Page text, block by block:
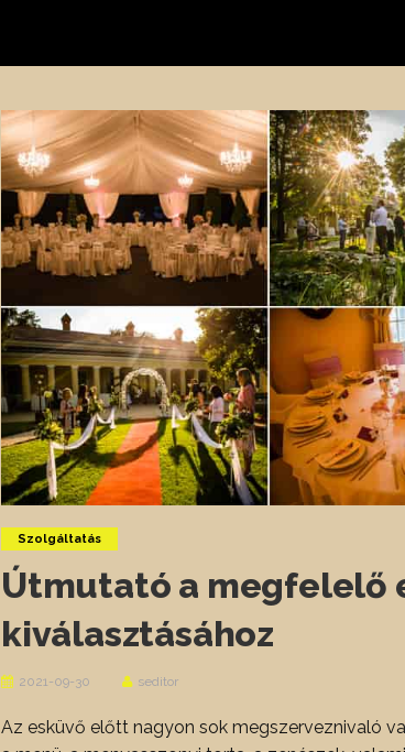
Szolgáltatás
Útmutató a megfelelő
kiválasztásához
2021-09-30 seditor
Az esküvő előtt nagyon sok megszerveznivaló